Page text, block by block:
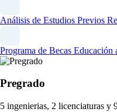
Análisis de Estudios Previos
Programa de Becas Educación
Pregrado
5 ingenierias, 2 licenciaturas y